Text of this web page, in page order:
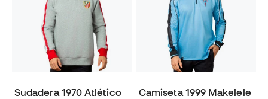
Sudadera 1970 Atlético
Camiseta 1999 Makelele